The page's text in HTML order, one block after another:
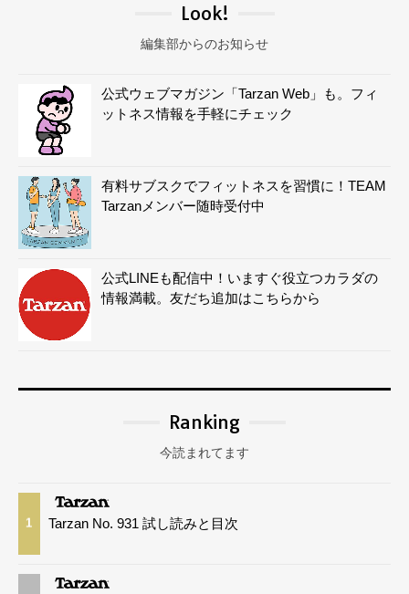
Look!
編集部からのお知らせ
公式ウェブマガジン「Tarzan Web」も。フィ
ットネス情報を手軽にチェック
有料サブスクでフィットネスを習慣に！TEAM
Tarzanメンバー随時受付中
公式LINEも配信中！いますぐ役立つカラダの
情報満載。友だち追加はこちらから
Ranking
今読まれてます
1 Tarzan No. 931 試し読みと目次